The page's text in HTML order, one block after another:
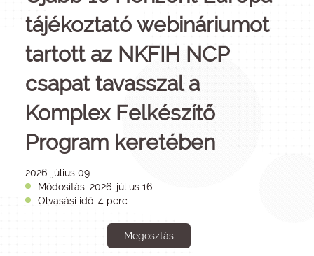
tájékoztató webináriumot
tartott az NKFIH NCP
csapat tavasszal a
Komplex Felkészítő
Program keretében
2026. július 09.
Módosítás: 2026. július 16.
Olvasási idő: 4 perc
Megosztás